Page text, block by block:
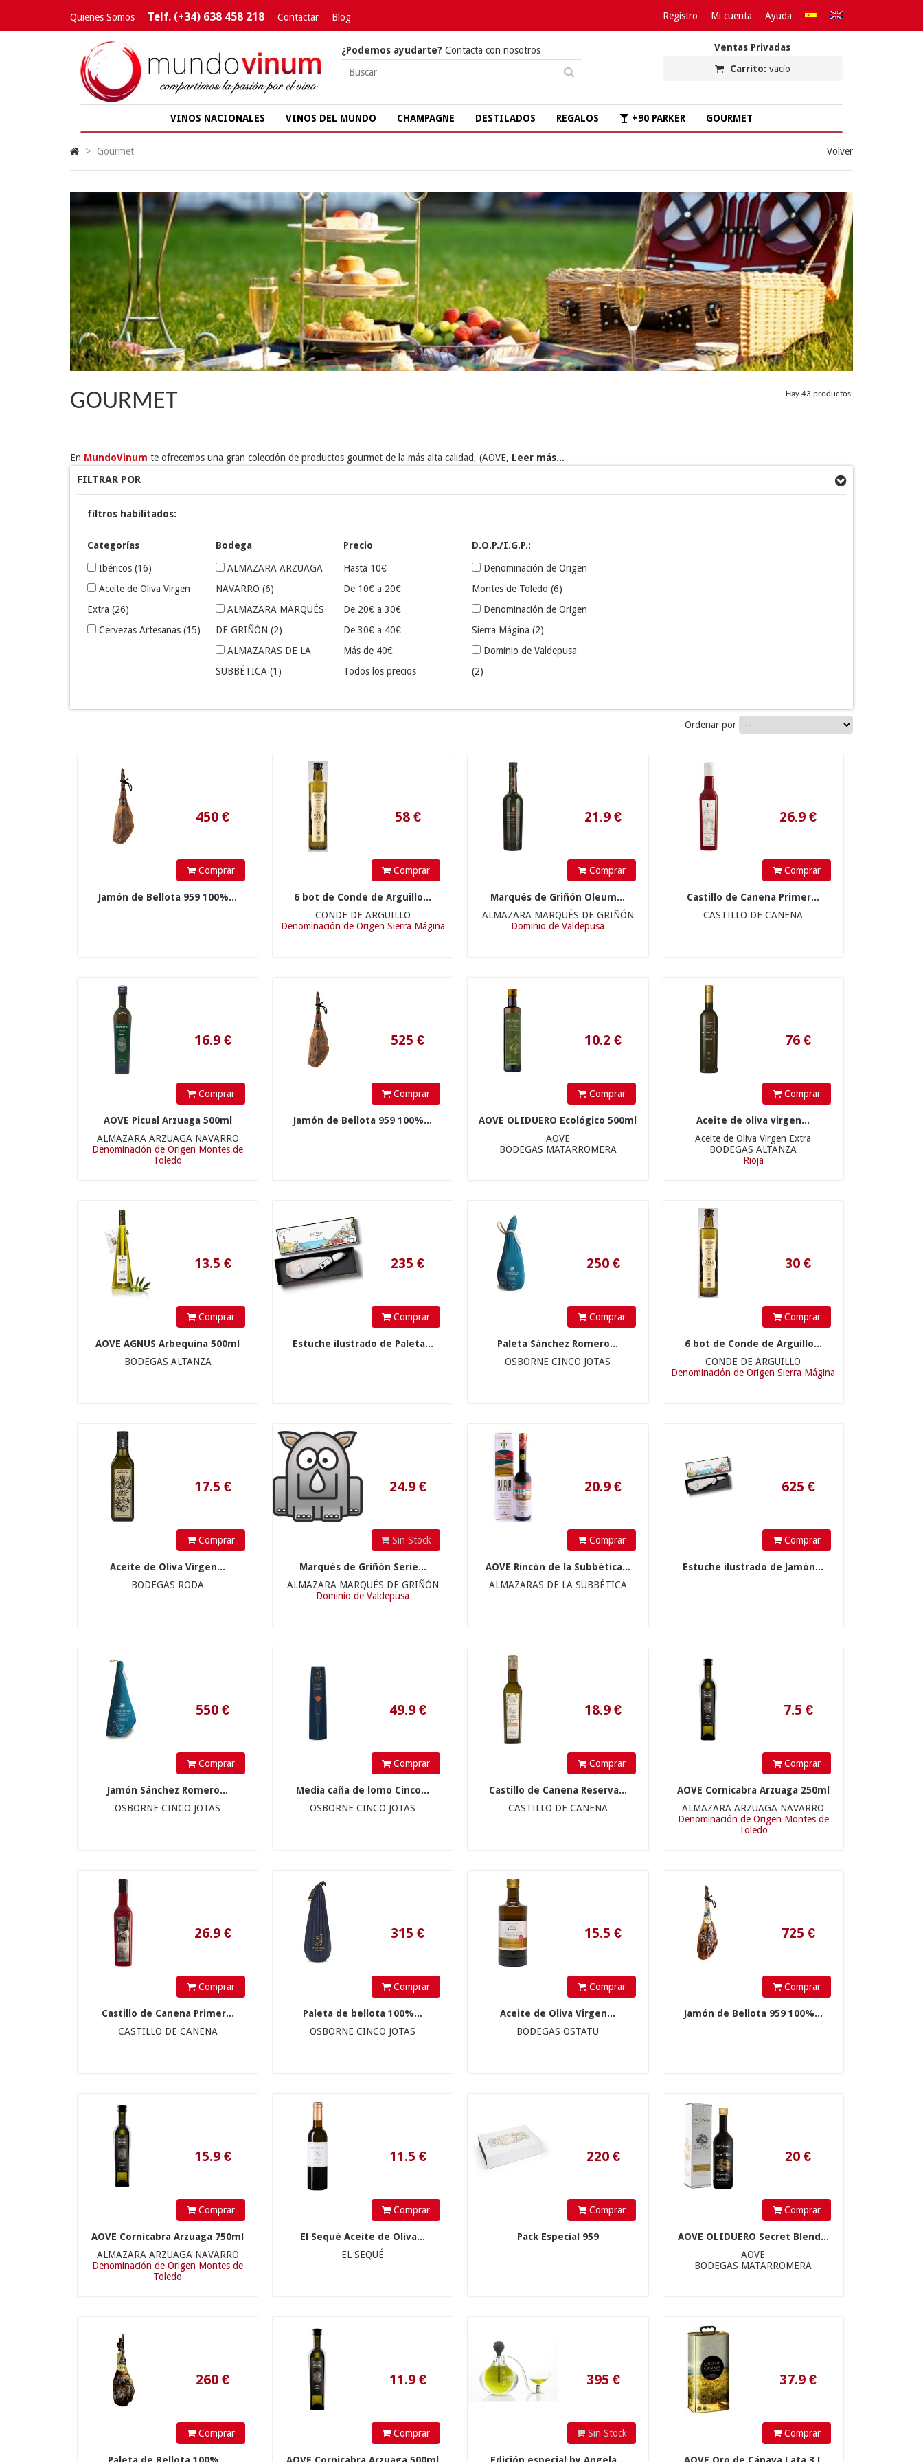
Quienes Somos Telf. (+34) 638 458 218 Contactar Blog Registro Mi cuenta Ayuda
Ventas Privadas
Carrito: vacío
¿Podemos ayudarte? Contacta con nosotros
VINOS NACIONALES VINOS DEL MUNDO CHAMPAGNE DESTILADOS REGALOS +90 PARKER GOURMET
> Gourmet Volver
GOURMET Hay 43 productos.
En MundoVinum te ofrecemos una gran colección de productos gourmet de la más alta calidad, (AOVE, Leer más...
FILTRAR POR
filtros habilitados:
Categorías
Ibéricos (16)
Aceite de Oliva Virgen
Extra (26)
Cervezas Artesanas (15)
Bodega
ALMAZARA ARZUAGA
NAVARRO (6)
ALMAZARA MARQUÉS
DE GRIÑÓN (2)
ALMAZARAS DE LA
SUBBÉTICA(1)
BODEGAS
(1)
CASTILLO DE CANENA
(5)
CONDE DE ARGUILLO
(2)
EL SEQUÉ
OSBORNE CINCO JOTAS
Precio
Hasta 10€
De 10€ a 20€
De 20€ a 30€
De 30€ a 40€
Más de 40€
Todos los precios
D.O.P./I.G.P.:
Denominación de Origen
Montes de Toledo (6)
Denominación de Origen
Sierra Mágina (2)
Dominio de Valdepusa
(2)
Ordenar por
Comprar
Jamón de Bellota 959 100%...
Comprar
6 bot de Conde de Arguillo...
CONDE DE ARGUILLO
Denominación de Origen Sierra Mágina
Comprar
Marqués de Griñón Oleum...
ALMAZARA MARQUÉS DE GRIÑÓN
Dominio de Valdepusa
Comprar
Castillo de Canena Primer...
CASTILLO DE CANENA
Comprar
AOVE Picual Arzuaga 500ml
ALMAZARA ARZUAGA NAVARRO
Denominación de Origen Montes de
Toledo
Comprar
Jamón de Bellota 959 100%...
Comprar
AOVE OLIDUERO Ecológico 500ml
AOVE
BODEGAS MATARROMERA
Comprar
Aceite de oliva virgen...
Aceite de Oliva Virgen Extra
BODEGAS ALTANZA
Rioja
13.5€
Comprar
AOVE AGNUS Arbequina 500ml
BODEGAS ALTANZA
Comprar
Estuche ilustrado de Paleta...
250€
Comprar
Paleta Sánchez Romero...
OSBORNE CINCO JOTAS
30€
Comprar
6 bot de Conde de Arguillo...
CONDE DE ARGUILLO
Denominación de Origen Sierra Mágina
17.5€
Comprar
Aceite de Oliva Virgen...
BODEGAS RODA
24.9 €
Sin Stock
Marqués de Griñón Serie...
ALMAZARA MARQUÉS DE GRIÑÓN
Dominio de Valdepusa
20.9€
Comprar
AOVE Rincón de la Subbética...
ALMAZARAS DE LA SUBBÉTICA
625€
Comprar
Estuche ilustrado de Jamón...
550€
Comprar
Jamón Sánchez Romero...
OSBORNE CINCO JOTAS
49.9€
Comprar
Media caña de lomo Cinco...
OSBORNE CINCO JOTAS
Comprar
Castillo de Canena Reserva...
CASTILLO DE CANENA
Comprar
AOVE Cornicabra Arzuaga 250ml
ALMAZARA ARZUAGA NAVARRO
Denominación de Origen Montes de
Toledo
26.9€
Comprar
Castillo de Canena Primer...
CASTILLO DE CANENA
315 €
Comprar
Paleta de bellota 100%...
OSBORNE CINCO JOTAS
Comprar
Aceite de Oliva Virgen...
BODEGAS OSTATU
Comprar
Jamón de Bellota 959 100%...
Comprar
AOVE Cornicabra Arzuaga 750ml
ALMAZARA ARZUAGA NAVARRO
Denominación de Origen Montes de
Toledo
Comprar
El Sequé Aceite de Oliva...
EL SEQUÉ
Comprar
Pack Especial 959
Comprar
AOVE OLIDUERO Secret Blend...
AOVE
BODEGAS MATARROMERA
260€
Comprar Comprar Sin Stock
37.9€
Comprar
9.9
6 und »0,00 €
16.9